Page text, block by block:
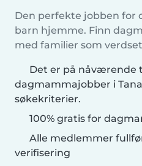
Den perfekte jobben for
barn hjemme. Finn
med familier som
Det er på nåværende
dagmammajobber i
søkekriterier.
100% gratis for
Alle medlemmer
verifisering